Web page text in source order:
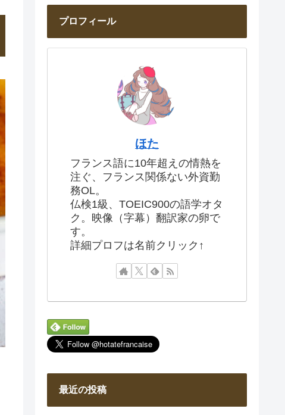
プロフィール
ほた
フランス語に10年超えの情熱を
注ぐ、フランス関係ない外資勤
務OL。
仏検1級、TOEIC900の語学オタ
ク。映像（字幕）翻訳家の卵で
す。
詳細プロフは名前クリック↑
最近の投稿